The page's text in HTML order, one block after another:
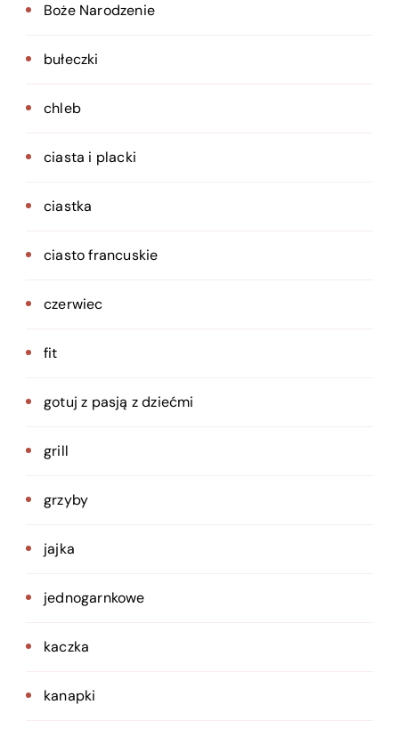
Boże Narodzenie
bułeczki
chleb
ciasta i placki
ciastka
ciasto francuskie
czerwiec
fit
gotuj z pasją z dziećmi
grill
grzyby
jajka
jednogarnkowe
kaczka
kanapki